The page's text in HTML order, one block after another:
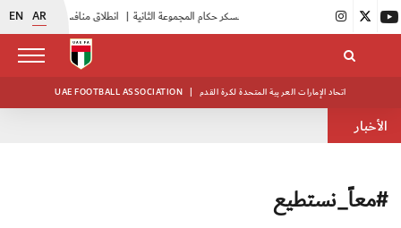
EN AR |
UAE FOOTBALL ASSOCIATION | اتحاد الإمارات العربية المتحدة لكرة القدم
الأخبار
#معاً_نستطيع